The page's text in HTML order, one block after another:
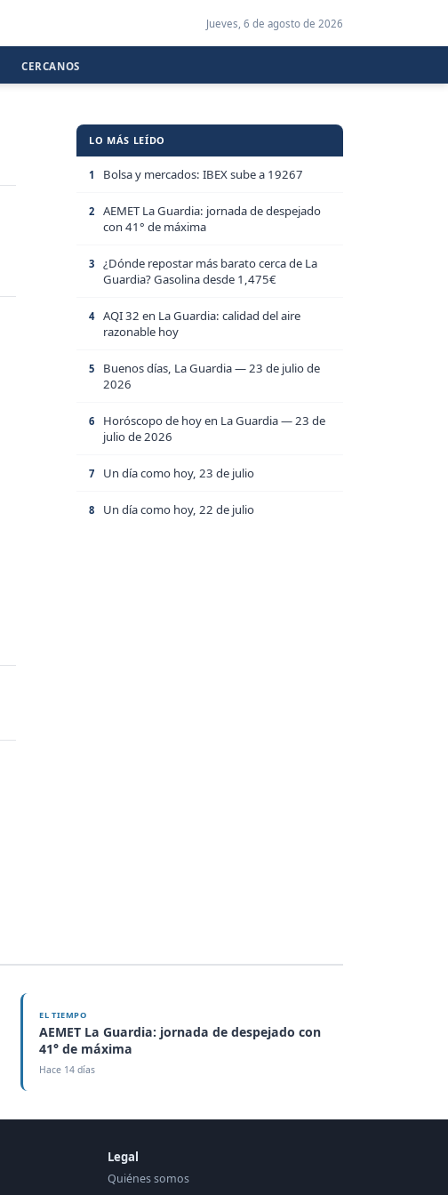
Jueves, 6 de agosto de 2026
CERCANOS
LO MÁS LEÍDO
1 Bolsa y mercados: IBEX sube a 19267
2
AEMET La Guardia: jornada de despejado
con 41° de máxima
3
¿Dónde repostar más barato cerca de La
Guardia? Gasolina desde 1,475€
4
AQI 32 en La Guardia: calidad del aire
razonable hoy
5
Buenos días, La Guardia — 23 de julio de
2026
6
Horóscopo de hoy en La Guardia — 23 de
julio de 2026
7 Un día como hoy, 23 de julio
8 Un día como hoy, 22 de julio
EL TIEMPO
AEMET La Guardia: jornada de despejado con
41° de máxima
Hace 14 días
Legal
Quiénes somos